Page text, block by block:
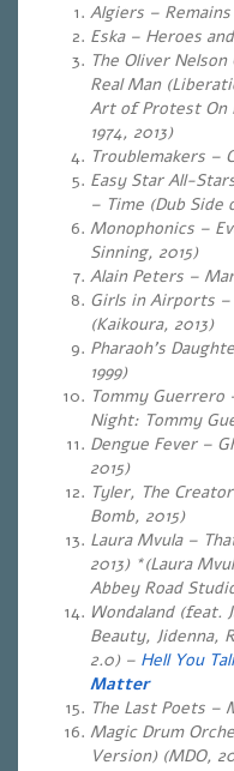
Algiers –
Eska – Heroes
The Oliver
Real Man
Art of Protest On
1974, 2013)
Troublemakers –
Easy Star All-
– Time (Dub
Monophonics –
Sinning, 2015)
Alain Peters –
Girls in Airports –
(Kaikoura, 2013)
Pharaoh’s
1999)
Tommy Guerrero
Night: Tommy
Dengue Fever –
2015)
Tyler, The
Bomb, 2015)
Laura Mvula –
2013) *(Laura
Abbey Road
Wondaland (feat.
Beauty, Jidenna,
2.0) – Hell You
Matter
The Last Poets –
Magic Drum
Version) (MDO,